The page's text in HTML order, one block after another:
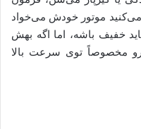
موتور خودش می‌خواد
خفیف باشه، اما اگه بهش
مخصوصاً توی سرعت بالا